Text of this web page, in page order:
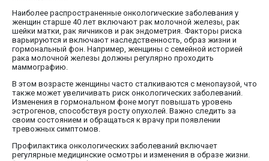
Наиболее распространенные онкологические заболевания у
женщин старше 40 лет включают рак молочной железы, рак
шейки матки, рак яичников и рак эндометрия. Факторы риска
варьируются и включают наследственность, образ жизни и
гормональный фон. Например, женщины с семейной историей
рака молочной железы должны регулярно проходить
маммографию.
В этом возрасте женщины часто сталкиваются с менопаузой, что
также может увеличивать риск онкологических заболеваний.
Изменения в гормональном фоне могут повышать уровень
эстрогенов, способствуя росту опухолей. Важно следить за
своим состоянием и обращаться к врачу при появлении
тревожных симптомов.
Профилактика онкологических заболеваний включает
регулярные медицинские осмотры и изменения в образе жизни.